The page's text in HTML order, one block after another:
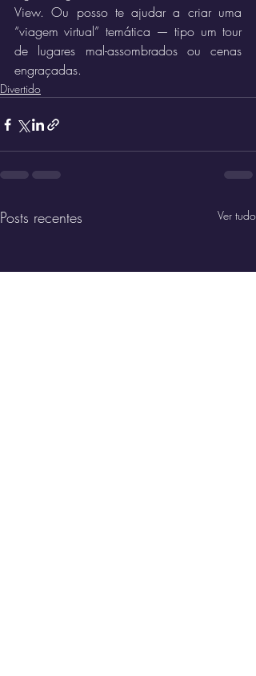
View. Ou posso te ajudar a criar uma
“viagem virtual” temática — tipo um tour
de lugares mal-assombrados ou cenas
engraçadas.
Divertido
Posts recentes Ver tudo